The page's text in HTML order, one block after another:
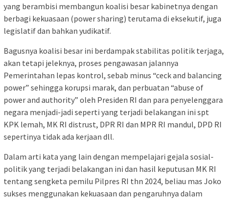
yang berambisi membangun koalisi besar kabinetnya dengan
berbagi kekuasaan (power sharing) terutama di eksekutif, juga
legislatif dan bahkan yudikatif.
Bagusnya koalisi besar ini berdampak stabilitas politik terjaga,
akan tetapi jeleknya, proses pengawasan jalannya
Pemerintahan lepas kontrol, sebab minus “ceck and balancing
power” sehingga korupsi marak, dan perbuatan “abuse of
power and authority” oleh Presiden RI dan para penyelenggara
negara menjadi-jadi seperti yang terjadi belakangan ini spt
KPK lemah, MK RI distrust, DPR RI dan MPR RI mandul, DPD RI
sepertinya tidak ada kerjaan dll.
Dalam arti kata yang lain dengan mempelajari gejala sosial-
politik yang terjadi belakangan ini dan hasil keputusan MK RI
tentang sengketa pemilu Pilpres RI thn 2024, beliau mas Joko
sukses menggunakan kekuasaan dan pengaruhnya dalam